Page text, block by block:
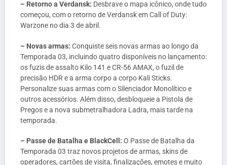
– Retorno a Verdansk: Desbrave o mapa icônico, onde tudo
começou, com o retorno de Verdansk em Call of Duty:
Warzone no dia 3 de abril.
– Novas armas: Conquiste seis novas armas ao longo da
Temporada 03, incluindo quatro disponíveis no lançamento:
os fuzis de assalto Kilo 141 e CR-56 AMAX, o fuzil de
precisão HDR e a arma corpo a corpo Kali Sticks.
Personalize suas armas com o Silenciador Monolítico e
outros acessórios. Além disso, desbloqueie a Pistola de
Pregos e a nova submetralhadora Ladra, mais tarde na
temporada.
– Passe de Batalha e BlackCell: O Passe de Batalha da
Temporada 03 traz novos projetos de armas, skins de
operadores, cartões de visita, finalizações, emotes e muito